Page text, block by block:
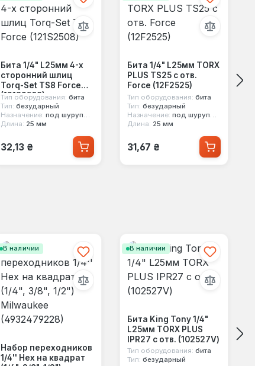
Бита 1/4" L25мм 4-х
сторонний шлиц
Torq-Set TS8 Force
(121S2508)
Тип оборудования: бита
Тип: безударный
Назначение: под шуруповерт
Длина: 25 мм
Обычная цена:
32,13 ₴
Бита 1/4" L25мм TORX
PLUS TS25 с отв.
Force (12F2525)
Тип оборудования: бита
Тип: безударный
Назначение: под шуруповерт
Длина: 25 мм
Обычная цена:
31,67 ₴
В наличии
Набор переходников
1/4'' Hex на квадрат
В наличии
Бита King Tony 1/4"
L25мм TORX PLUS
IPR27 с отв. (102527V)
Тип оборудования: бита
Тип: безударный